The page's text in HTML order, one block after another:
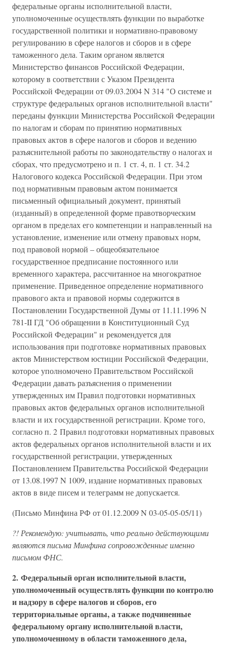
федеральные органы исполнительной власти,
уполномоченные осуществлять функции по выработке
государственной политики и нормативно-правовому
регулированию в сфере налогов и сборов и в сфере
таможенного дела. Таким органом является
Министерство финансов Российской Федерации,
которому в соответствии с Указом Президента
Российской Федерации от 09.03.2004 N 314 "О системе и
структуре федеральных органов исполнительной власти"
переданы функции Министерства Российской Федерации
по налогам и сборам по принятию нормативных
правовых актов в сфере налогов и сборов и ведению
разъяснительной работы по законодательству о налогах и
сборах, что предусмотрено и п. 1 ст. 4, п. 1 ст. 34.2
Налогового кодекса Российской Федерации. При этом
под нормативным правовым актом понимается
письменный официальный документ, принятый
(изданный) в определенной форме правотворческим
органом в пределах его компетенции и направленный на
установление, изменение или отмену правовых норм,
под правовой нормой – общеобязательное
государственное предписание постоянного или
временного характера, рассчитанное на многократное
применение. Приведенное определение нормативного
правового акта и правовой нормы содержится в
Постановлении Государственной Думы от 11.11.1996 N
781-II ГД "Об обращении в Конституционный Суд
Российской Федерации" и рекомендуется для
использования при подготовке нормативных правовых
актов Министерством юстиции Российской Федерации,
которое уполномочено Правительством Российской
Федерации давать разъяснения о применении
утвержденных им Правил подготовки нормативных
правовых актов федеральных органов исполнительной
власти и их государственной регистрации. Кроме того,
согласно п. 2 Правил подготовки нормативных правовых
актов федеральных органов исполнительной власти и их
государственной регистрации, утвержденных
Постановлением Правительства Российской Федерации
от 13.08.1997 N 1009, издание нормативных правовых
актов в виде писем и телеграмм не допускается.
(Письмо Минфина РФ от 01.12.2009 N 03-05-05-05/11)
?! Рекомендую: учитывать, что реально действующими
являются письма Минфина сопровожденные именно
письмом ФНС.
2. Федеральный орган исполнительной власти,
уполномоченный осуществлять функции по контролю
и надзору в сфере налогов и сборов, его
территориальные органы, а также подчиненные
федеральному органу исполнительной власти,
уполномоченному в области таможенного дела,